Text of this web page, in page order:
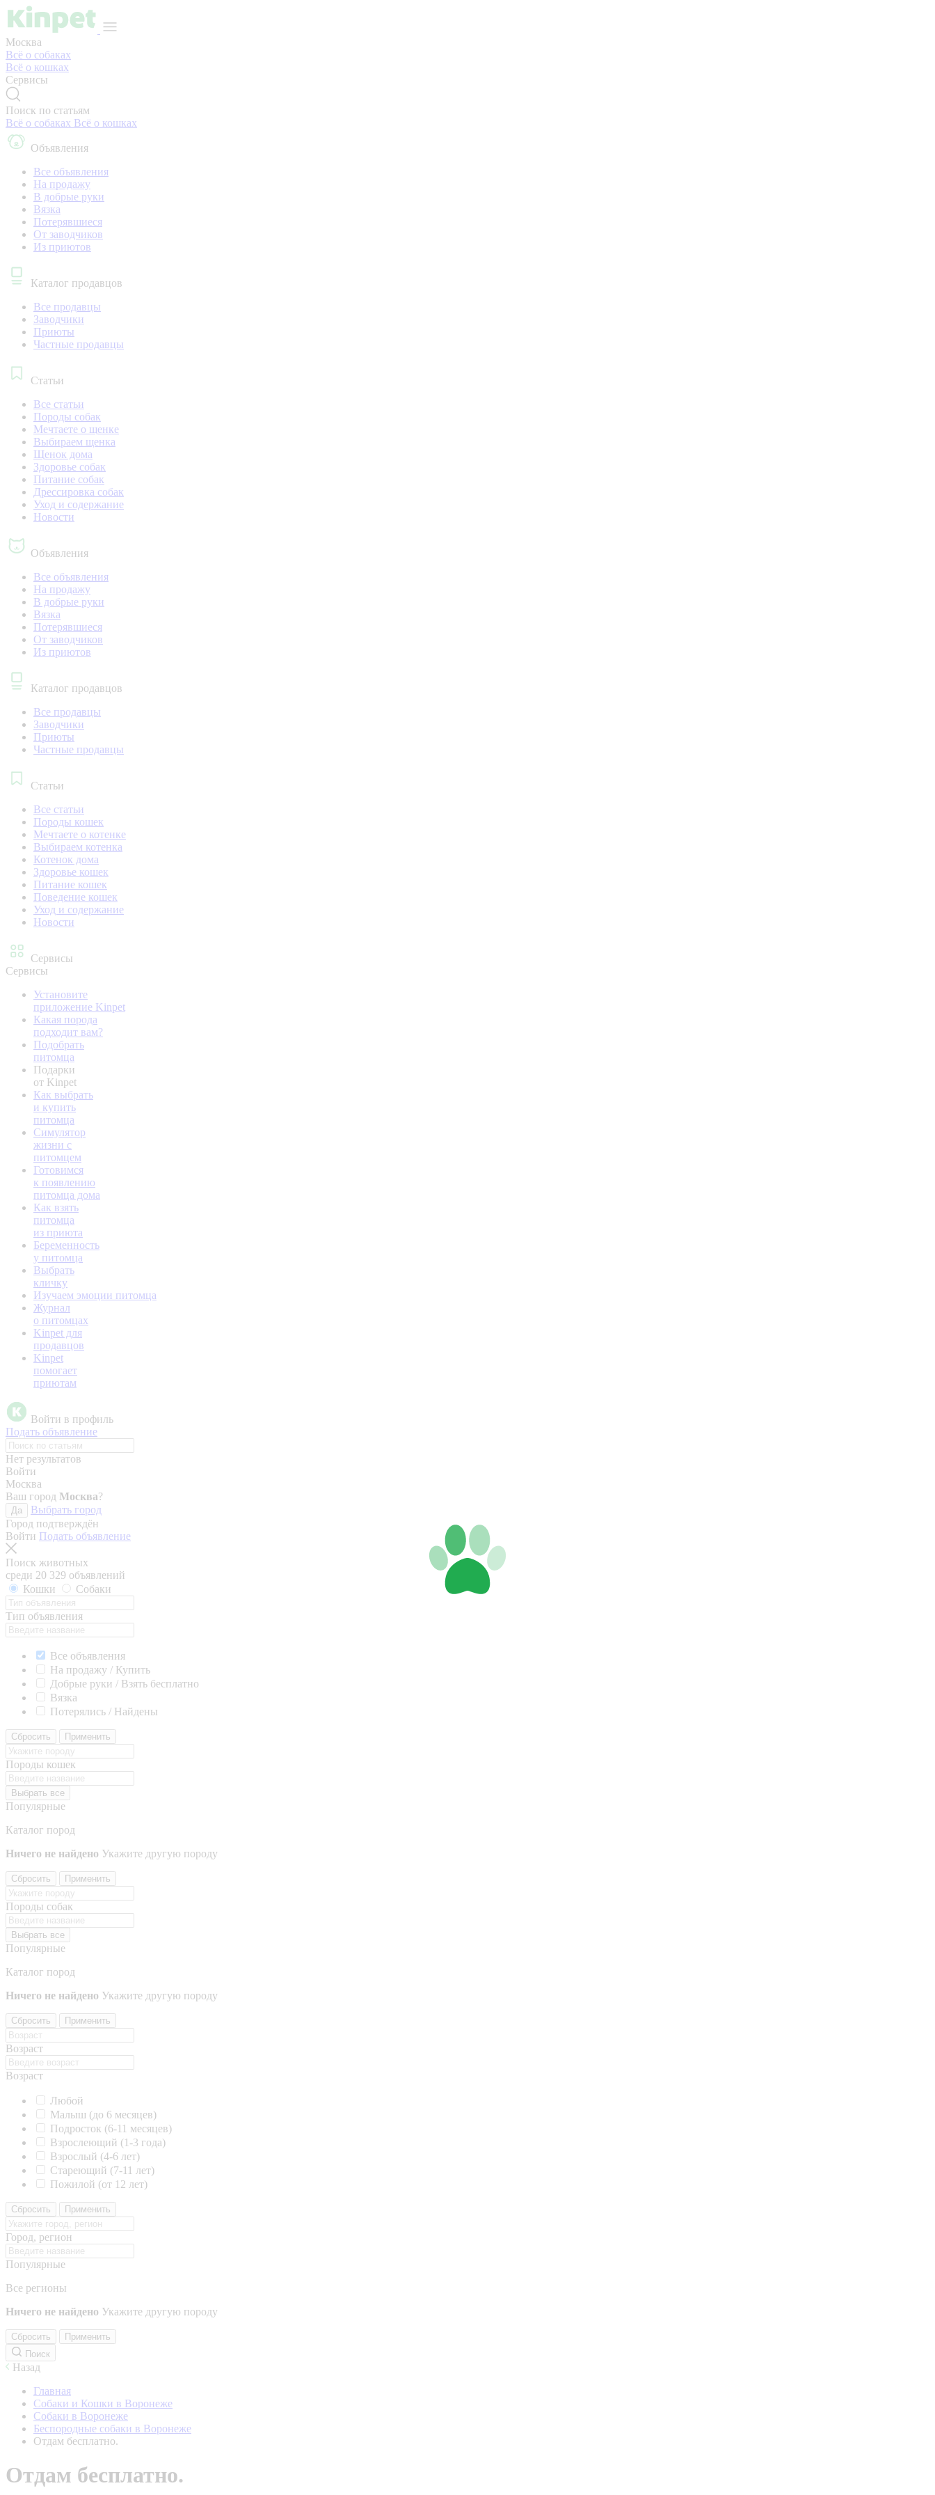
Москва
Всё о собаках
Всё о кошках
Сервисы
Поиск по статьям
Всё о собаках Всё о кошках
Объявления
Все объявления
На продажу
В добрые руки
Вязка
Потерявшиеся
От заводчиков
Из приютов
Каталог продавцов
Все продавцы
Заводчики
Приюты
Частные продавцы
Статьи
Все статьи
Породы собак
Мечтаете о щенке
Выбираем щенка
Щенок дома
Здоровье собак
Питание собак
Дрессировка собак
Уход и содержание
Новости
Объявления
Все объявления
На продажу
В добрые руки
Вязка
Потерявшиеся
От заводчиков
Из приютов
Каталог продавцов
Все продавцы
Заводчики
Приюты
Частные продавцы
Статьи
Все статьи
Породы кошек
Мечтаете о котенке
Выбираем котенка
Котенок дома
Здоровье кошек
Питание кошек
Поведение кошек
Уход и содержание
Новости
Сервисы
Сервисы
Установите
приложение Kinpet
Какая порода
подходит вам?
Подобрать
питомца
Подарки
от Kinpet
Как выбрать
и купить
питомца
Симулятор
жизни с
питомцем
Готовимся
к появлению
питомца дома
Как взять
питомца
из приюта
Беременность
у питомца
Выбрать
кличку
Изучаем эмоции питомца
Журнал
о питомцах
Kinpet для
продавцов
Kinpet
помогает
приютам
Войти в профиль
Подать объявление
Нет результатов
Войти
Москва
Ваш город Москва?
Да
Выбрать город
Город подтверждён
Войти Подать объявление
Поиск животных
среди 20 329 объявлений
Кошки
Собаки
Тип объявления
Все объявления
На продажу / Купить
Добрые руки / Взять бесплатно
Вязка
Потерялись / Найдены
Сбросить Применить
Породы кошек
Выбрать все
Популярные
Каталог пород
Ничего не найдено Укажите другую породу
Сбросить Применить
Породы собак
Выбрать все
Популярные
Каталог пород
Ничего не найдено Укажите другую породу
Сбросить Применить
Возраст
Возраст
Любой
Малыш (до 6 месяцев)
Подросток (6-11 месяцев)
Взрослеющий (1-3 года)
Взрослый (4-6 лет)
Стареющий (7-11 лет)
Пожилой (от 12 лет)
Сбросить Применить
Город, регион
Популярные
Все регионы
Ничего не найдено Укажите другую породу
Сбросить
Применить
Поиск
Назад
Главная
Собаки и Кошки в Воронеже
Собаки в Воронеже
Беспородные собаки в Воронеже
Отдам бесплатно.
Отдам бесплатно.